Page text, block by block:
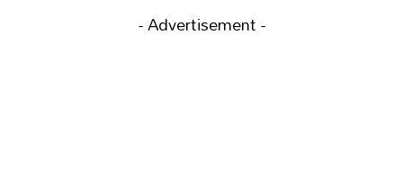
- Advertisement -